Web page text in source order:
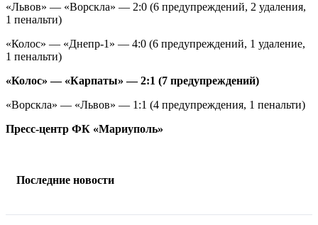
«Львов» — «Ворскла» — 2:0 (6 предупреждений, 2 удаления,
1 пенальти)
«Колос» — «Днепр-1» — 4:0 (6 предупреждений, 1 удаление,
1 пенальти)
«Колос» — «Карпаты» — 2:1 (7 предупреждений)
«Ворскла» — «Львов» — 1:1 (4 предупреждения, 1 пенальти)
Пресс-центр ФК «Мариуполь»
Последние новости